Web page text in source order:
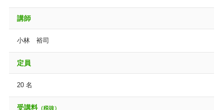
講師
小林 裕司
定員
20 名
受講料（税抜）